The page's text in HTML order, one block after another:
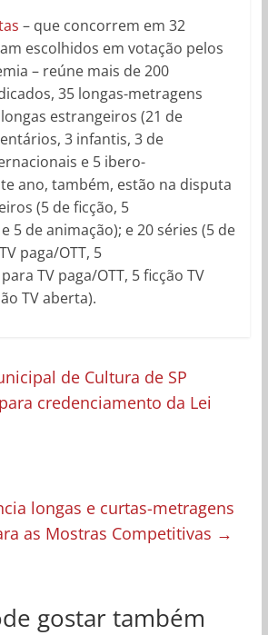
– que concorrem em 32
escolhidos em votação pelos
– reúne mais de 200
35 longas-metragens
estrangeiros (21 de
3 infantis, 3 de
e 5 ibero-
ano, também, estão na disputa
(5 de ficção, 5
5 de animação); e 20 séries (5 de
paga/OTT, 5
TV paga/OTT, 5 ficção TV
TV aberta).
de Cultura de SP
credenciamento da Lei
longas e curtas-metragens
as Mostras Competitivas →
gostar também